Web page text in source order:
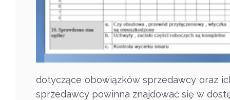
dotyczące obowiązków sprzedawcy oraz
sprzedawcy powinna znajdować się w